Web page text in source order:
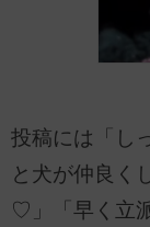
投稿には「し
と犬が仲良く
♡」「早く立